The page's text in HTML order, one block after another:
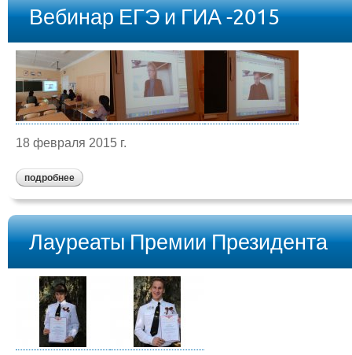
Вебинар ЕГЭ и ГИА -2015
18 февраля 2015 г.
подробнее
Лауреаты Премии Президента